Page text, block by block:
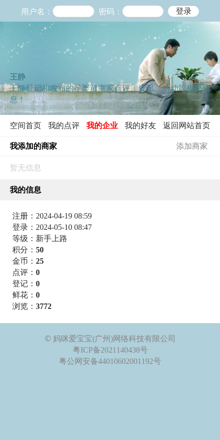
用户名： 密码： 登录
王静
王静登记和发布的孕婴童商家点评、资讯、活动等相关信
息！
空间首页 我的点评 我的企业 我的好友 返回网站首页
我的信息
注册：2024-04-19 08:59
登录：2024-05-10 08:47
等级：新手上路
积分： 50
金币： 25
点评： 0
登记： 0
鲜花： 0
浏览： 3772
我添加的商家 添加商家
©妈咪爱宝宝(广州)网络科技有限公司
粤ICP备2021140438号
粤公网安备44010602001192号